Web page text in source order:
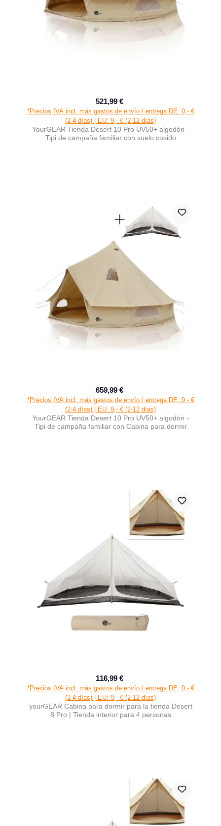
Precio de venta:
521,99 €
*Precios IVA incl. más gastos de envío / entrega DE: 0,- €
(2-4 días) | EU: 9,- € (2-12 días)
YourGEAR Tienda Desert 10 Pro UV50+ algodón -
Tipi de campaña familiar con suelo cosido
Precio de venta:
659,99 €
*Precios IVA incl. más gastos de envío / entrega DE: 0,- €
(2-4 días) | EU: 9,- € (2-12 días)
YourGEAR Tienda Desert 10 Pro UV50+ algodón -
Tipi de campaña familiar con Cabina para dormir
Precio de venta:
116,99 €
*Precios IVA incl. más gastos de envío / entrega DE: 0,- €
(2-4 días) | EU: 9,- € (2-12 días)
yourGEAR Cabina para dormir para la tienda Desert
8 Pro | Tienda interior para 4 personas